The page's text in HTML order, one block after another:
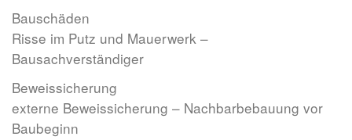
Bauschäden
Risse im Putz und Mauerwerk –
Bausachverständiger
Beweissicherung
externe Beweissicherung – Nachbarbebauung vor
Baubeginn